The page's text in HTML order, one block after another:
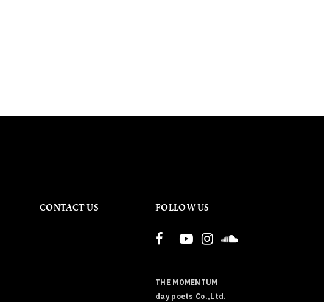
CONTACT US FOLLOW US
THE MOMENTUM
day poets Co.,Ltd.